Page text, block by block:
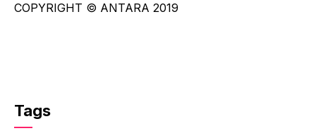
COPYRIGHT © ANTARA 2019
Tags